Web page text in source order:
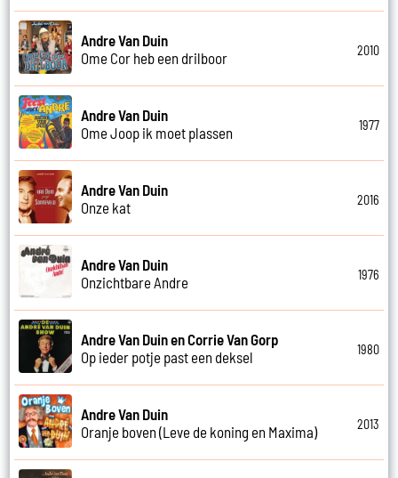
Andre Van Duin
Ome Cor heb een drilboor
2010
Andre Van Duin
Ome Joop ik moet plassen
1977
Andre Van Duin
Onze kat
2016
Andre Van Duin
Onzichtbare Andre
1976
Andre Van Duin en Corrie Van Gorp
Op ieder potje past een deksel
1980
Andre Van Duin
Oranje boven (Leve de koning en Maxima)
2013